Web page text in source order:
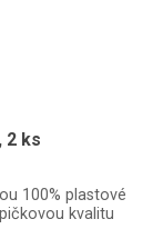
2 ks
100% plastové
kvalitu